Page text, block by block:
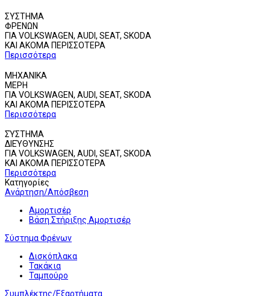
ΣΥΣΤΗΜΑ
ΦΡΕΝΩΝ
ΓΙΑ VOLKSWAGEN, AUDI, SEAT, SKODA
ΚΑΙ ΑΚΟΜΑ ΠΕΡΙΣΣΟΤΕΡΑ
Περισσότερα
ΜΗΧΑΝΙΚΑ
ΜΕΡΗ
ΓΙΑ VOLKSWAGEN, AUDI, SEAT, SKODA
ΚΑΙ ΑΚΟΜΑ ΠΕΡΙΣΣΟΤΕΡΑ
Περισσότερα
ΣΎΣΤΗΜΑ
ΔΙΕΎΘΥΝΣΗΣ
ΓΙΑ VOLKSWAGEN, AUDI, SEAT, SKODA
ΚΑΙ ΑΚΟΜΑ ΠΕΡΙΣΣΟΤΕΡΑ
Περισσότερα
Κατηγορίες
Ανάρτηση/Απόσβεση
Αμορτισέρ
Βάση Στήριξης Αμορτισέρ
Σύστημα Φρένων
Δισκόπλακα
Τακάκια
Ταμπούρο
Συμπλέκτης/Εξαρτήματα